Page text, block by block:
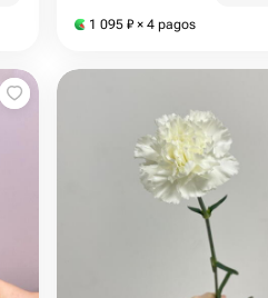
1 095 ₽ × 4 pagos